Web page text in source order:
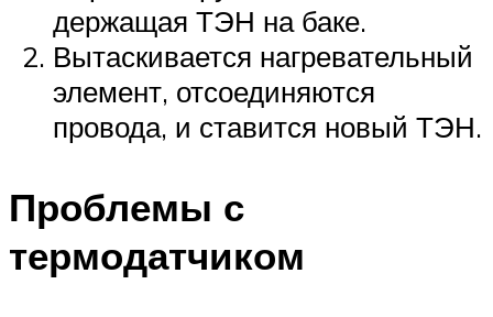
держащая ТЭН на баке.
Вытаскивается нагревательный
элемент, отсоединяются
провода, и ставится новый ТЭН.
Проблемы с
термодатчиком